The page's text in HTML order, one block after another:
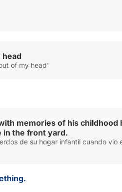
of my head'
memories of his childhood
in the front yard.
de su hogar infantil cuando vio